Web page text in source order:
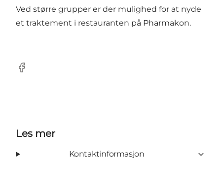
Ved større grupper er der mulighed for at nyde
et traktement i restauranten på Pharmakon.
Facebook
Les mer
Kontaktinformasjon